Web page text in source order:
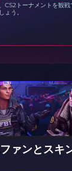
CS2トーナメントを観
ょう。
ァンとスキ